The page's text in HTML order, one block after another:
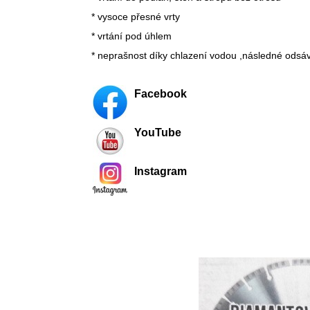
* vysoce přesné vrty
* vrtání pod úhlem
* neprašnost díky chlazení vodou ,následné
Facebook
YouTube
Instagram